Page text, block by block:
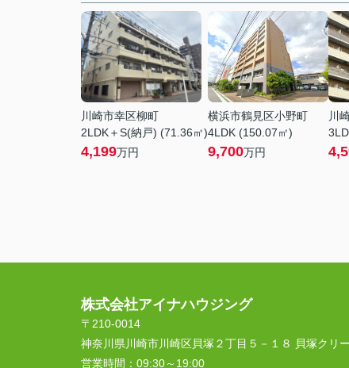
川崎市幸区柳町
2LDK＋S(納戸) (71.36㎡)
4,199万円
横浜市鶴見区小野町
4LDK (150.07㎡)
9,700万円
川
株式会社アイナハウジング
〒210-0014
神奈川県川崎市川崎区貝塚２丁目５－１８ 貝塚クリ
営業時間： 09:30～19:00